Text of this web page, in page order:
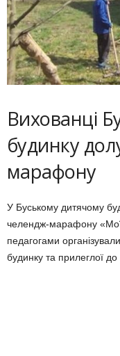
Вихованці
будинку
марафону
У Буському дитячому
челендж-марафону «Мої
педагогами
будинку та прилеглої до